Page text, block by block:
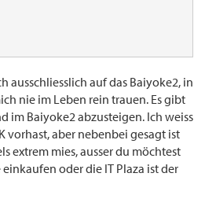
ausschliesslich auf das Baiyoke2, in
nie im Leben rein trauen. Es gibt
im Baiyoke2 abzusteigen. Ich weiss
vorhast, aber nebenbei gesagt ist
extrem mies, ausser du möchtest
oder die IT Plaza ist der